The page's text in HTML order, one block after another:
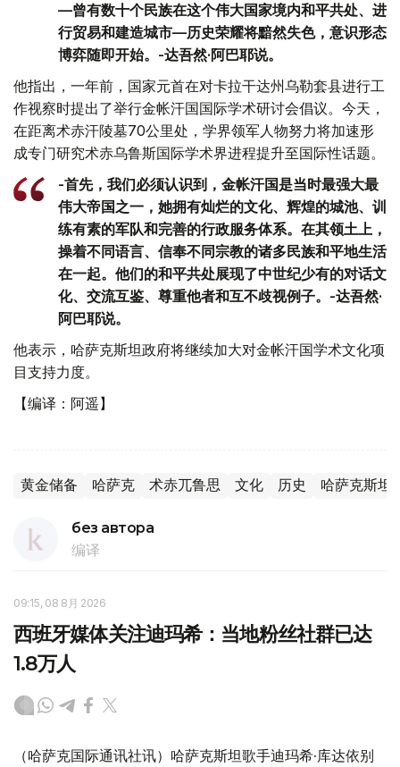
—曾有数十个民族在这个伟大国家境内和平共处、进
行贸易和建造城市—历史荣耀将黯然失色，意识形态
博弈随即开始。-达吾然·阿巴耶说。
他指出，一年前，国家元首在对卡拉干达州乌勒套县进行工
作视察时提出了举行金帐汗国国际学术研讨会倡议。今天，
在距离术赤汗陵墓70公里处，学界领军人物努力将加速形
成专门研究术赤乌鲁斯国际学术界进程提升至国际性话题。
-首先，我们必须认识到，金帐汗国是当时最强大最
伟大帝国之一，她拥有灿烂的文化、辉煌的城池、训
练有素的军队和完善的行政服务体系。在其领土上，
操着不同语言、信奉不同宗教的诸多民族和平地生活
在一起。他们的和平共处展现了中世纪少有的对话文
化、交流互鉴、尊重他者和互不歧视例子。-达吾然·
阿巴耶说。
他表示，哈萨克斯坦政府将继续加大对金帐汗国学术文化项
目支持力度。
【编译：阿遥】
黄金储备 哈萨克 术赤兀鲁思 文化 历史 哈萨克斯坦
без автора
编译
09:15, 08 8月 2026
西班牙媒体关注迪玛希：当地粉丝社群已达
1.8万人
（哈萨克国际通讯社讯）哈萨克斯坦歌手迪玛希·库达依别